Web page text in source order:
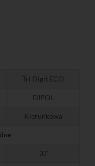
Tri Digit ECO
DIPOL
Kierunkowa
37